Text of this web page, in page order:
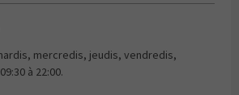
mercredis, jeudis, vendredis,
à 22:00.